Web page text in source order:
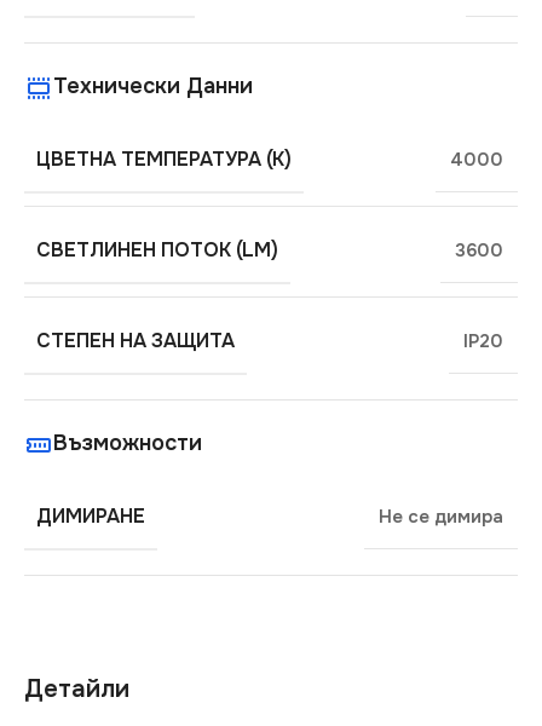
Детайли
Технически Данни
ЦВЕТНА ТЕМПЕРАТУРА (K) 4000
СВЕТЛИНЕН ПОТОК (LM) 3600
СТЕПЕН НА ЗАЩИТА IP20
Възможности
ДИМИРАНЕ Не се димира